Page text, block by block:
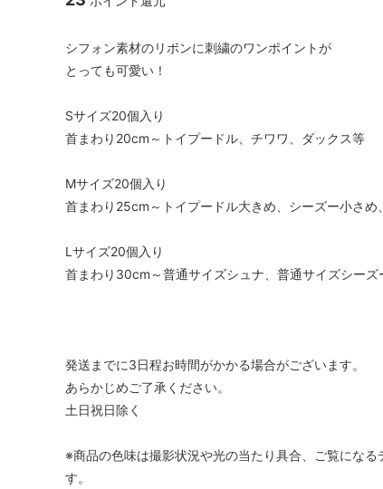
シフォン素材のリボンに刺繍のワンポイントが
とっても可愛い！
Sサイズ20個入り
首まわり20cm～トイプードル、チワワ、ダックス等
Mサイズ20個入り
首まわり25cm～トイプードル大きめ、シーズー小さめ
Lサイズ20個入り
首まわり30cm～普通サイズシュナ、普通サイズシー
発送までに3日程お時間がかかる場合がございます。
あらかじめご了承ください。
土日祝日除く
※商品の色味は撮影状況や光の当たり具合、ご覧にな
す。